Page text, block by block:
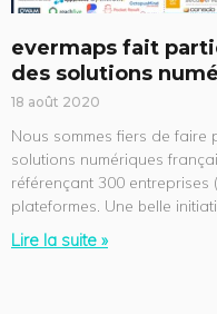
evermaps fait
des solutions
18 août 2020
Nous sommes fiers de
solutions numériques
référençant 300 entreprises
plateformes. Une belle
Lire la suite »